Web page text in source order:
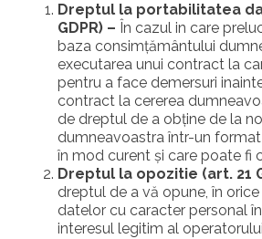
Dreptul la portabilitatea
GDPR) – În cazul in care
baza consimțământului
executarea unui contract la
pentru a face demersuri
contract la cererea
de dreptul de a obţine de la
dumneavoastra într-un
în mod curent și care poate fi
Dreptul la opozitie (art. 21
dreptul de a vă opune, în
datelor cu caracter personal
interesul legitim al